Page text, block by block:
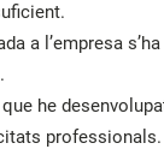
a l’empresa
he
professionals.